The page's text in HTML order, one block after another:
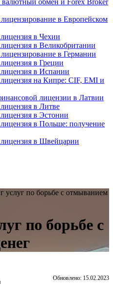
валютный обмен и Forex Broker
в Европейском
в Чехии
в Великобритании
в Германии
в Греции
в Испании
на Кипре: CIF, EMI и
лицензии в Латвии
в Литве
в Эстонии
в Польше: получение
в Швейцарии
услуг по борьбе с отмыванием
по борьбе с
Обновлено: 15.02.2023